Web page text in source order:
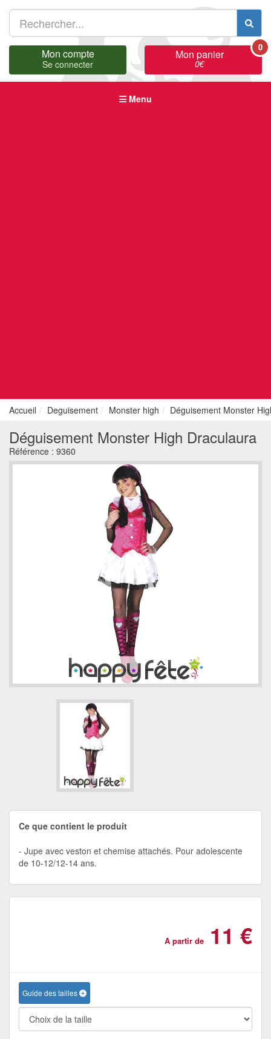
Mon compte
Se connecter
Mon panier
0€
0
Menu
Accueil Deguisement Monster high Déguisement Monster
Déguisement Monster High Draculaura
Référence : 9360
Ce que contient le produit
Jupe avec veston et chemise attachés. Pour adolescente
de 10-12/12-14 ans.
A partir de 11 €
Guide des tailles